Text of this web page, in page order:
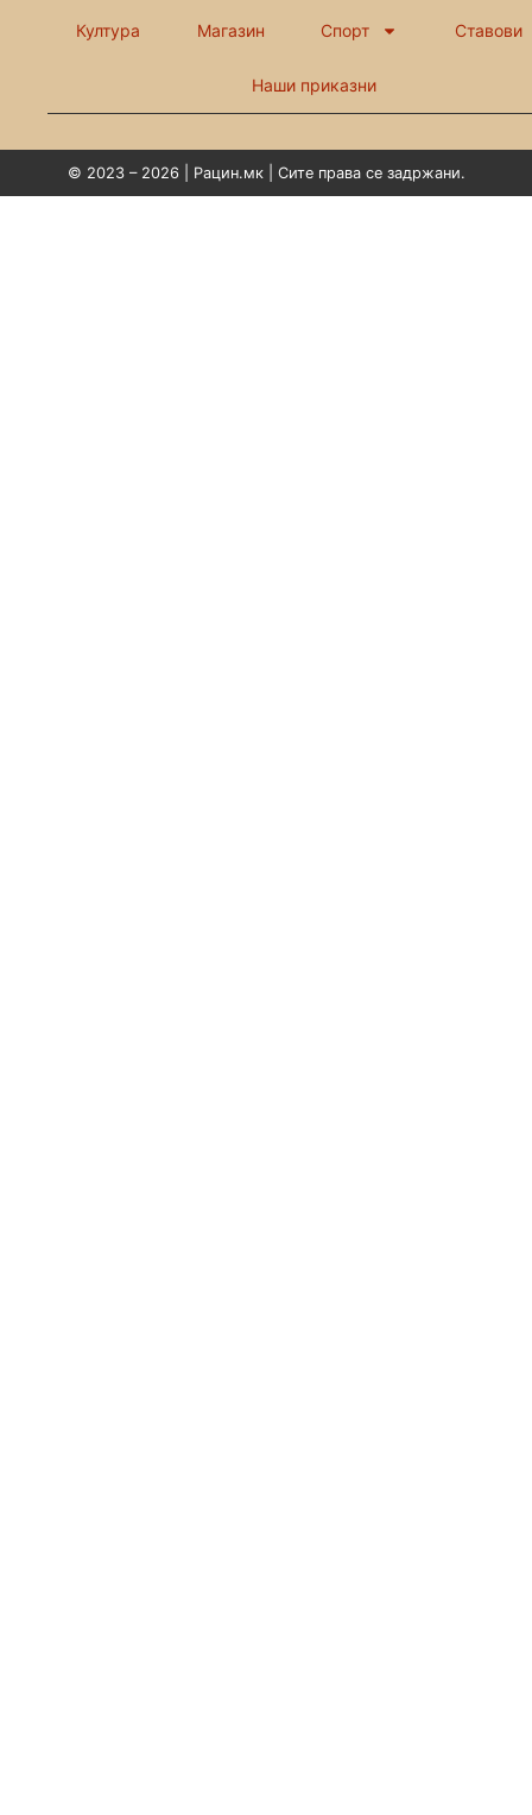
Култура Магазин Спорт Ставови
Наши приказни
© 2023 – 2026 | Рацин.мк | Сите права се задржани.